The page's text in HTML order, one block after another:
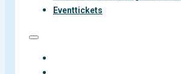
Eventtickets